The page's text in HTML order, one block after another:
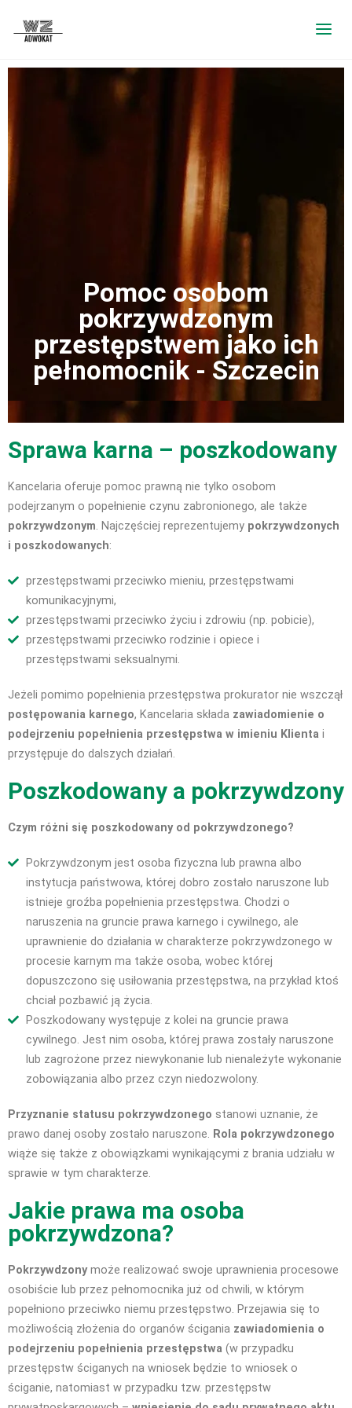
Pomoc osobom
pokrzywdzonym
przestępstwem jako ich
pełnomocnik - Szczecin
Sprawa karna – poszkodowany
Kancelaria oferuje pomoc prawną nie tylko osobom
podejrzanym o popełnienie czynu zabronionego, ale także
pokrzywdzonym. Najczęściej reprezentujemy pokrzywdzonych
i poszkodowanych:
przestępstwami przeciwko mieniu, przestępstwami
komunikacyjnymi,
przestępstwami przeciwko życiu i zdrowiu (np. pobicie),
przestępstwami przeciwko rodzinie i opiece i
przestępstwami seksualnymi.
Jeżeli pomimo popełnienia przestępstwa prokurator nie wszczął
postępowania karnego, Kancelaria składa zawiadomienie o
podejrzeniu popełnienia przestępstwa w imieniu Klienta i
przystępuje do dalszych działań.
Poszkodowany a pokrzywdzony
Czym różni się poszkodowany od pokrzywdzonego?
Pokrzywdzonym jest osoba fizyczna lub prawna albo
instytucja państwowa, której dobro zostało naruszone lub
istnieje groźba popełnienia przestępstwa. Chodzi o
naruszenia na gruncie prawa karnego i cywilnego, ale
uprawnienie do działania w charakterze pokrzywdzonego w
procesie karnym ma także osoba, wobec której
dopuszczono się usiłowania przestępstwa, na przykład ktoś
chciał pozbawić ją życia.
Poszkodowany występuje z kolei na gruncie prawa
cywilnego. Jest nim osoba, której prawa zostały naruszone
lub zagrożone przez niewykonanie lub nienależyte wykonanie
zobowiązania albo przez czyn niedozwolony.
Przyznanie statusu pokrzywdzonego stanowi uznanie, że
prawo danej osoby zostało naruszone. Rola pokrzywdzonego
wiąże się także z obowiązkami wynikającymi z brania udziału w
sprawie w tym charakterze.
Jakie prawa ma osoba
pokrzywdzona?
Pokrzywdzonymoże realizować swoje uprawnienia procesowe
osobiście lub przez pełnomocnika już od chwili, w którym
popełniono przeciwko niemu przestępstwo. Przejawia się to
możliwością złożenia do organów ścigania zawiadomienia o
podejrzeniu popełnienia przestępstwa (w przypadku
przestępstw ściganych na wniosek będzie to wniosek o
ściganie, natomiast w przypadku tzw. przestępstw